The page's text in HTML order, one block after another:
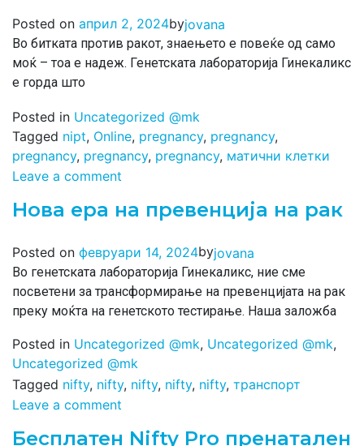
Posted on април 2, 2024byjovana
Во битката против ракот, знаењето е повеќе од само
моќ – тоа е надеж. Генетската лабораторија Гинекаликс
е горда што
Posted in Uncategorized @mk
Tagged nipt, Online, pregnancy, pregnancy,
pregnancy, pregnancy, pregnancy, матични клетки
Leave a comment
Нова ера на превенција на рак
Posted on февруари 14, 2024byjovana
Во генетската лабораторија Гинекаликс, ние сме
посветени за трансформирање на превенцијата на рак
преку моќта на генетското тестирање. Наша заложба
Posted in Uncategorized @mk, Uncategorized @mk,
Uncategorized @mk
Tagged nifty, nifty, nifty, nifty, nifty, транспорт
Leave a comment
Бесплатен Nifty Pro пренатален